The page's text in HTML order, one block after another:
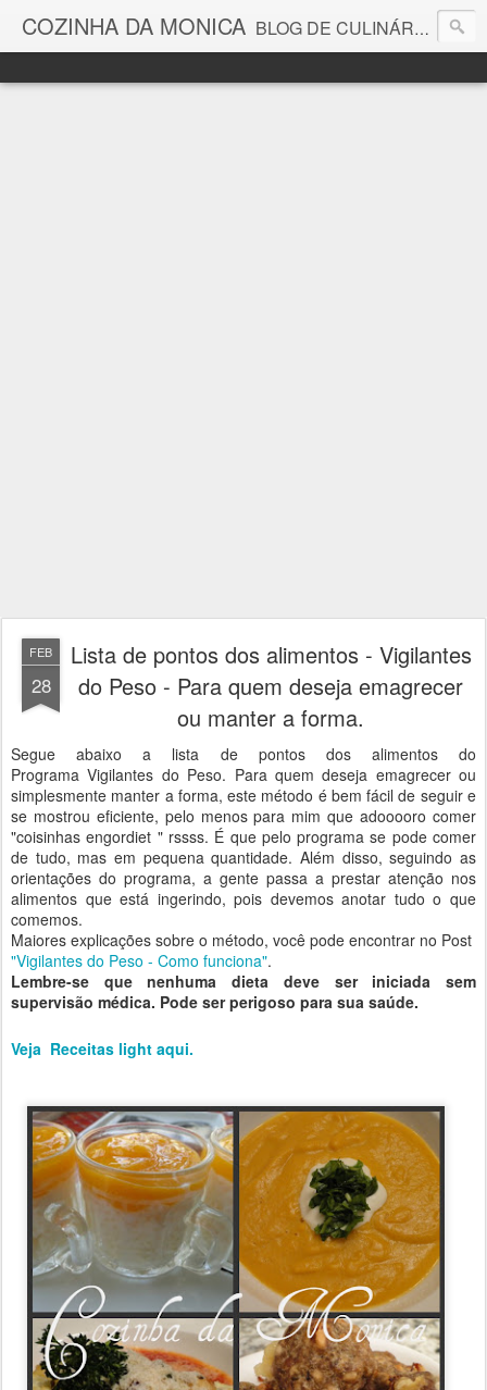
COZINHA DA MONICA BLOG DE CULINÁRIA E GASTRONOMIA COM RECEITAS, DICAS, CURIOSIDADES GASTRONÔMICAS E MUITO MAIS.
FEB
28
Lista de pontos dos alimentos - Vigilantes
do Peso - Para quem deseja emagrecer
ou manter a forma.
Segue abaixo a lista de pontos dos alimentos do
Programa Vigilantes do Peso. Para quem deseja emagrecer ou
simplesmente manter a forma, este método é bem fácil de seguir e
se mostrou eficiente, pelo menos para mim que adooooro comer
"coisinhas engordiet " rssss. É que pelo programa se pode comer
de tudo, mas em pequena quantidade. Além disso, seguindo as
orientações do programa, a gente passa a prestar atenção nos
alimentos que está ingerindo, pois devemos anotar tudo o que
comemos.
Maiores explicações sobre o método, você pode encontrar no Post
"Vigilantes do Peso - Como funciona".
Lembre-se que nenhuma dieta deve ser iniciada sem
supervisão médica. Pode ser perigoso para sua saúde.
Veja Receitas light aqui.